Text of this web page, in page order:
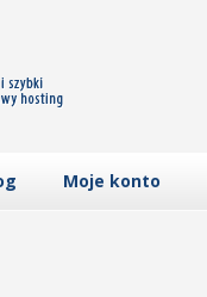
Moje konto